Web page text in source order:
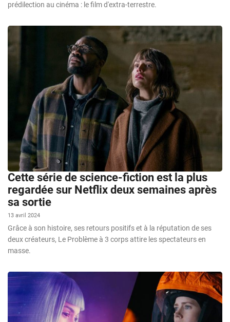
prédilection au cinéma : le film d'extra-terrestre.
Cette série de science-fiction est la plus
regardée sur Netflix deux semaines après
sa sortie
13 avril 2024
Grâce à son histoire, ses retours positifs et à la réputation de ses
deux créateurs, Le Problème à 3 corps attire les spectateurs en
masse.